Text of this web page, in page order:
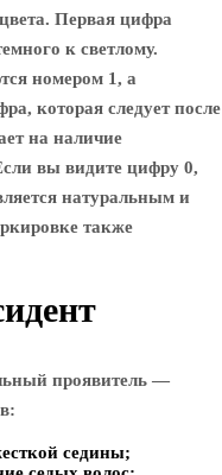
Первая цифра
к светлому.
номером 1, а
которая следует после
на наличие
вы видите цифру 0,
натуральным и
также
проявитель —
седины;